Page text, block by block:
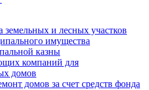
земельных и лесных участков
имущества
казны
компаний для
домов
домов за счет средств фонда